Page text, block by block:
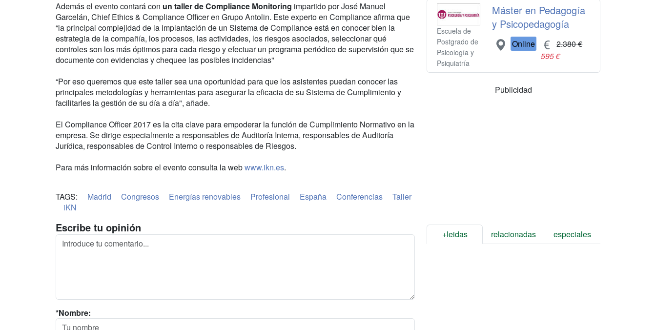
Además el evento contará con un taller de Compliance Monitoring impartido por José Manuel
Garcelán, Chief Ethics & Compliance Officer en Grupo Antolin. Este experto en Compliance afirma que
“la principal complejidad de la implantación de un Sistema de Compliance está en conocer bien la
estrategia de la compañía, los procesos, las actividades, los riesgos asociados, seleccionar qué
controles son los más óptimos para cada riesgo y efectuar un programa periódico de supervisión que se
documente con evidencias y chequee las posibles incidencias"
“Por eso queremos que este taller sea una oportunidad para que los asistentes puedan conocer las
principales metodologías y herramientas para asegurar la eficacia de su Sistema de Cumplimiento y
facilitarles la gestión de su día a día", añade.
El Compliance Officer 2017 es la cita clave para empoderar la función de Cumplimiento Normativo en la
empresa. Se dirige especialmente a responsables de Auditoría Interna, responsables de Auditoría
Jurídica, responsables de Control Interno o responsables de Riesgos.
Para más información sobre el evento consulta la webwww.ikn.es.
TAGS: Madrid Congresos Energías renovables Profesional España Conferencias
Taller
iKN
Escribe tu opinión
*Nombre:
Escuela de
Postgrado de
Psicología y
Psiquiatría
Máster en Pedagogía
y Psicopedagogía
Online
2.380 €
595 €
Publicidad
+leidas relacionadas especiales